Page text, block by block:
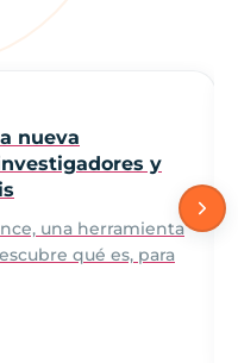
nueva
y
una herramienta
qué es, para